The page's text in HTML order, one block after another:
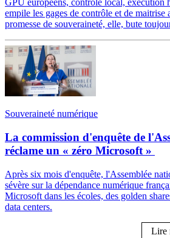
empile les gages de contrôle et de
promesse de souveraineté, elle, bute
Souveraineté numérique
La commission d'enquête de
réclame un « zéro Microsoft »
Après six mois d'enquête, l'Assemblée
sévère sur la dépendance numérique
Microsoft dans les écoles, des golden
data centers.
Lire